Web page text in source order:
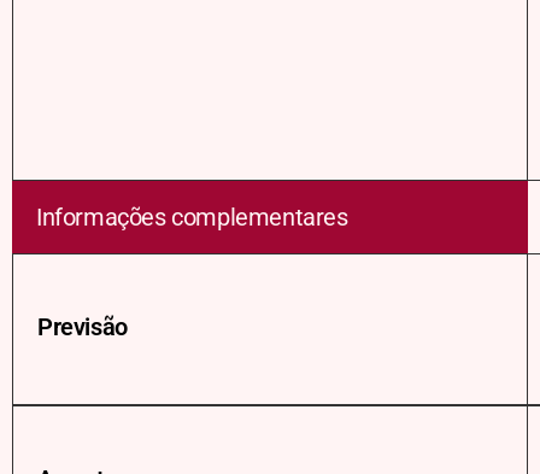
Informações complementares
Previsão